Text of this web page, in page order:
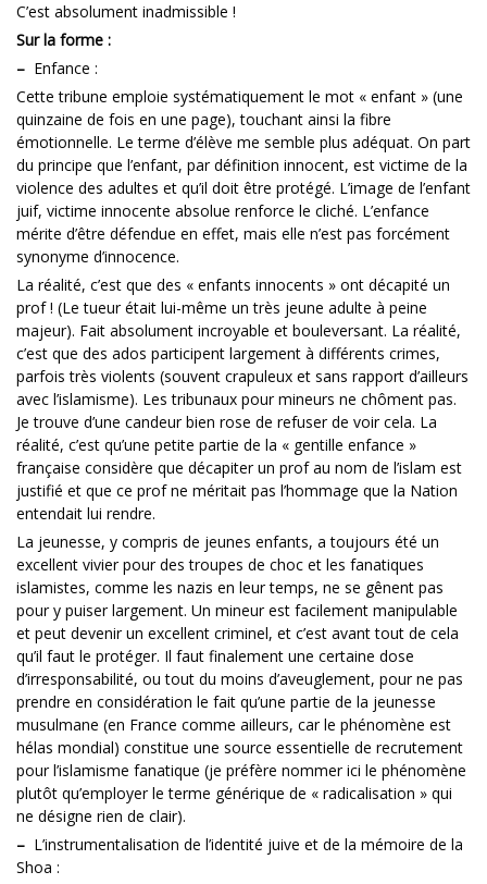
C’est absolument inadmissible !
Sur la forme :
– Enfance :
Cette tribune emploie systématiquement le mot « enfant » (une
quinzaine de fois en une page), touchant ainsi la fibre
émotionnelle. Le terme d’élève me semble plus adéquat. On part
du principe que l’enfant, par définition innocent, est victime de la
violence des adultes et qu’il doit être protégé. L’image de l’enfant
juif, victime innocente absolue renforce le cliché. L’enfance
mérite d’être défendue en effet, mais elle n’est pas forcément
synonyme d’innocence.
La réalité, c’est que des « enfants innocents » ont décapité un
prof ! (Le tueur était lui-même un très jeune adulte à peine
majeur). Fait absolument incroyable et bouleversant. La réalité,
c’est que des ados participent largement à différents crimes,
parfois très violents (souvent crapuleux et sans rapport d’ailleurs
avec l’islamisme). Les tribunaux pour mineurs ne chôment pas.
Je trouve d’une candeur bien rose de refuser de voir cela. La
réalité, c’est qu’une petite partie de la « gentille enfance »
française considère que décapiter un prof au nom de l’islam est
justifié et que ce prof ne méritait pas l’hommage que la Nation
entendait lui rendre.
La jeunesse, y compris de jeunes enfants, a toujours été un
excellent vivier pour des troupes de choc et les fanatiques
islamistes, comme les nazis en leur temps, ne se gênent pas
pour y puiser largement. Un mineur est facilement manipulable
et peut devenir un excellent criminel, et c’est avant tout de cela
qu’il faut le protéger. Il faut finalement une certaine dose
d’irresponsabilité, ou tout du moins d’aveuglement, pour ne pas
prendre en considération le fait qu’une partie de la jeunesse
musulmane (en France comme ailleurs, car le phénomène est
hélas mondial) constitue une source essentielle de recrutement
pour l’islamisme fanatique (je préfère nommer ici le phénomène
plutôt qu’employer le terme générique de « radicalisation » qui
ne désigne rien de clair).
– L’instrumentalisation de l’identité juive et de la mémoire de la
Shoa :